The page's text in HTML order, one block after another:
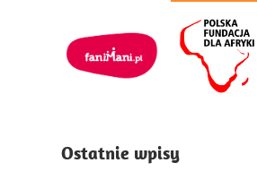
Ostatnie wpisy